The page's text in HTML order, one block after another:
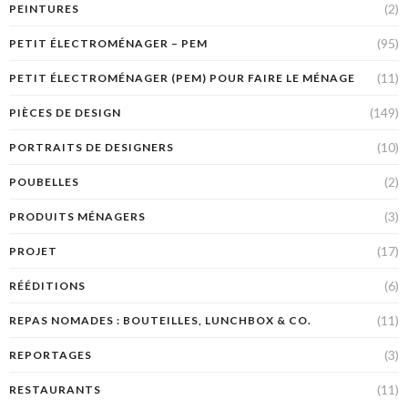
PEINTURES (2)
PETIT ÉLECTROMÉNAGER – PEM (95)
PETIT ÉLECTROMÉNAGER (PEM) POUR FAIRE LE MÉNAGE (11)
PIÈCES DE DESIGN (149)
PORTRAITS DE DESIGNERS (10)
POUBELLES (2)
PRODUITS MÉNAGERS (3)
PROJET (17)
RÉÉDITIONS (6)
REPAS NOMADES : BOUTEILLES, LUNCHBOX & CO. (11)
REPORTAGES (3)
RESTAURANTS (11)